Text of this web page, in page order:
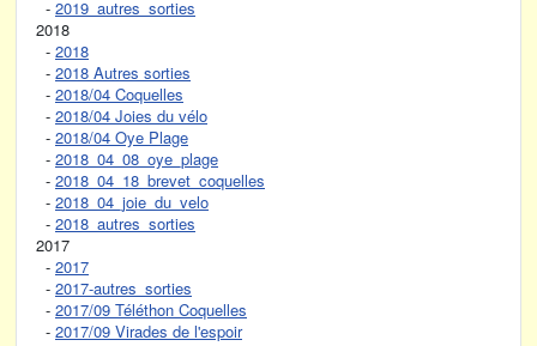
- 2019_autres_sorties
2018
- 2018
- 2018 Autres sorties
- 2018/04 Coquelles
- 2018/04 Joies du vélo
- 2018/04 Oye Plage
- 2018_04_08_oye_plage
- 2018_04_18_brevet_coquelles
- 2018_04_joie_du_velo
- 2018_autres_sorties
2017
- 2017
- 2017-autres_sorties
- 2017/09 Téléthon Coquelles
- 2017/09 Virades de l'espoir